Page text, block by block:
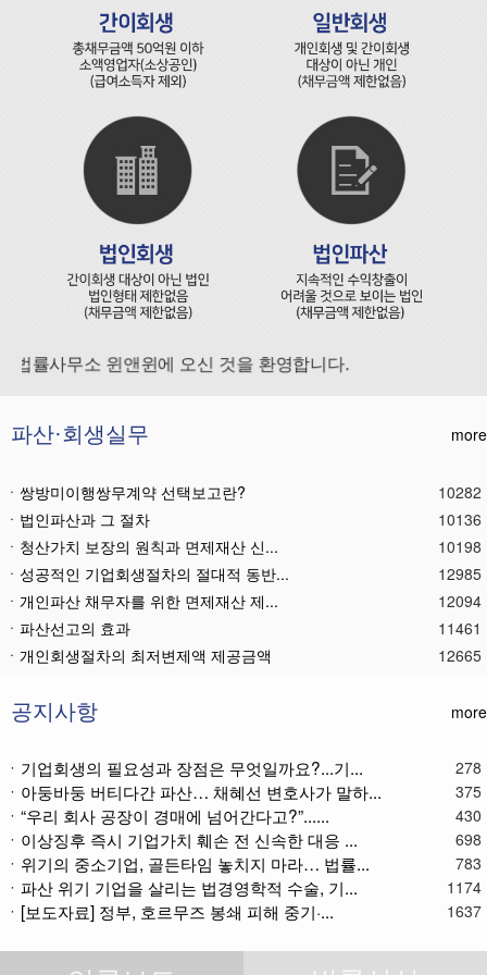
률사무소 윈앤윈에 오신 것을 환영합니다.
파산·회생실무 more
ㆍ쌍방미이행쌍무계약 선택보고란?
10282
ㆍ법인파산과 그 절차
10136
ㆍ청산가치 보장의 원칙과 면제재산 신...
10198
ㆍ성공적인 기업회생절차의 절대적 동반...
12985
ㆍ개인파산 채무자를 위한 면제재산 제...
12094
ㆍ파산선고의 효과
11461
ㆍ 개인회생절차의 최저변제액 제공금액
12665
ㆍ기업회생제도와 기업파산제도
11612
ㆍ법인파산 후 이사의 연대보증책임 해...
11565
ㆍ법인파산절차와 기업회생절차 개요
11863
ㆍ개인회생재단채권(우선권이 있는 채권...
11107
ㆍ개인회생재단이란?
11030
ㆍ개인회생채권이란?
11266
ㆍ가용소득이란?
11215
ㆍ회생신청 후 경매절차 정지신청은?
ㆍ별제권부 채권(회생절차에서의 근저당...
12168
공지사항 more
ㆍ기업회생의 필요성과 장점은 무엇일까요?...기... 278
ㆍ아둥바둥 버티다간 파산… 채혜선 변호사가 말하... 375
ㆍ“우리 회사 공장이 경매에 넘어간다고?”...... 430
ㆍ이상징후 즉시 기업가치 훼손 전 신속한 대응 ... 698
ㆍ위기의 중소기업, 골든타임 놓치지 마라… 법률... 783
ㆍ파산 위기 기업을 살리는 법경영학적 수술, 기... 1174
ㆍ[보도자료] 정부, 호르무즈 봉쇄 피해 중기·... 1637